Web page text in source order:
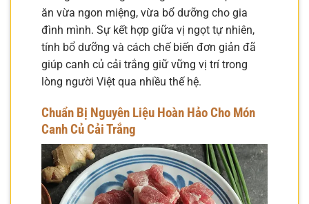
ăn vừa ngon miệng, vừa bổ dưỡng cho gia
đình mình. Sự kết hợp giữa vị ngọt tự nhiên,
tính bổ dưỡng và cách chế biến đơn giản đã
giúp canh củ cải trắng giữ vững vị trí trong
lòng người Việt qua nhiều thế hệ.
Chuẩn Bị Nguyên Liệu Hoàn Hảo Cho Món
Canh Củ Cải Trắng